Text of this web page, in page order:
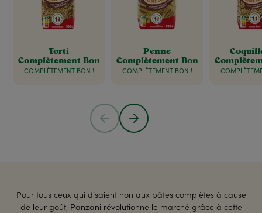
Torti
Complètement Bon
COMPLÈTEMENT BON !
Penne
Complètement Bon
COMPLÈTEMENT BON !
Pour tous ceux qui disaient non aux pâtes complètes à cause
de leur goût, Panzani révolutionne le marché grâce à cette